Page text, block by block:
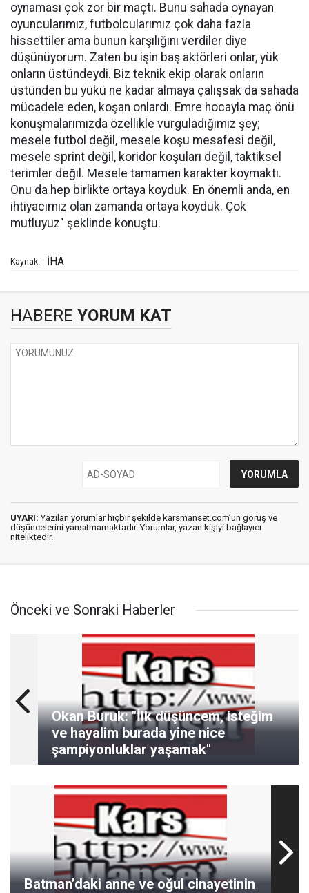
oynaması çok zor bir maçtı. Bunu sahada oynayan
oyuncularımız, futbolcularımız çok daha fazla
hissettiler ama bunun karşılığını verdiler diye
düşünüyorum. Zaten bu işin baş aktörleri onlar, yük
onların üstündeydi. Biz teknik ekip olarak onların
üstünden bu yükü ne kadar almaya çalışsak da sahada
mücadele eden, koşan onlardı. Emre hocayla maç önü
konuşmalarımızda özellikle vurguladığımız şey;
mesele futbol değil, mesele koşu mesafesi değil,
mesele sprint değil, koridor koşuları değil, taktiksel
terimler değil. Mesele tamamen karakter koymaktı.
Onu da hep birlikte ortaya koyduk. En önemli anda, en
ihtiyacımız olan zamanda ortaya koyduk. Çok
mutluyuz" şeklinde konuştu.
Kaynak: İHA
HABERE YORUM KAT
UYARI: Yazılan yorumlar hiçbir şekilde karsmanset.com’un görüş ve
düşüncelerini yansıtmamaktadır. Yorumlar, yazan kişiyi bağlayıcı
niteliktedir.
Önceki ve Sonraki Haberler
Okan Buruk: "İlk düşüncem, isteğim
ve hayalim burada yine nice
şampiyonluklar yaşamak"
Batman’daki anne ve oğul cinayetinin